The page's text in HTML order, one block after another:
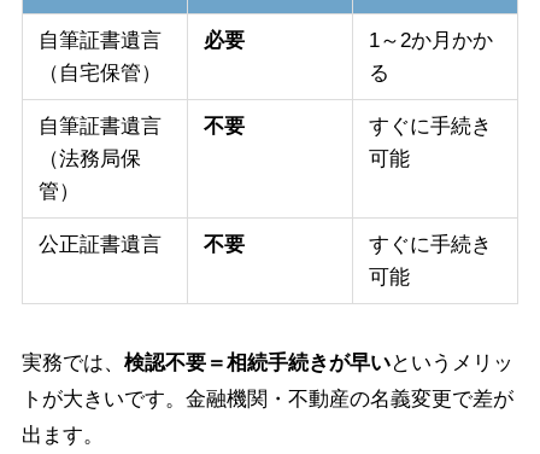
自筆証書遺言
（自宅保管）
必要
1～2か月かか
る
自筆証書遺言
（法務局保
管）
不要
すぐに手続き
可能
公正証書遺言 不要
すぐに手続き
可能
実務では、 検認不要＝相続手続きが早いというメリッ
トが大きいです。金融機関・不動産の名義変更で差が
出ます。